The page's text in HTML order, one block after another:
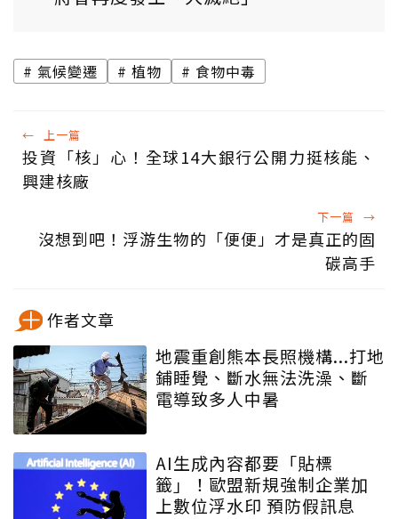
氣候變遷 植物 食物中毒
← 上一篇
投資「核」心！全球14大銀行公開力挺核能、
興建核廠
下一篇 →
沒想到吧！浮游生物的「便便」才是真正的固
碳高手
作者文章
地震重創熊本長照機構...打地
鋪睡覺、斷水無法洗澡、斷
電導致多人中暑
AI生成內容都要「貼標
籤」！歐盟新規強制企業加
上數位浮水印 預防假訊息